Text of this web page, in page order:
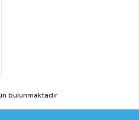
bulunmaktadır.